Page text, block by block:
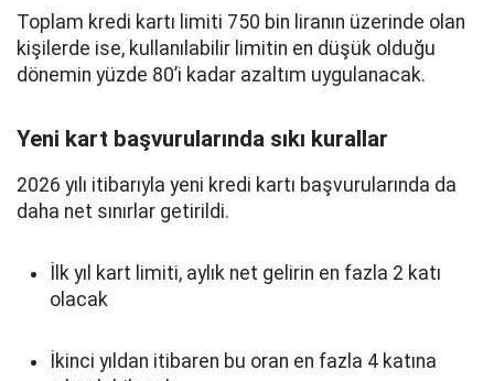
Toplam kredi kartı limiti 750 bin liranın üzerinde olan
kişilerde ise, kullanılabilir limitin en düşük olduğu
dönemin yüzde 80’i kadar azaltım uygulanacak.
Yeni kart başvurularında sıkı kurallar
2026 yılı itibarıyla yeni kredi kartı başvurularında da
daha net sınırlar getirildi.
İlk yıl kart limiti, aylık net gelirin en fazla 2 katı
olacak
İkinci yıldan itibaren bu oran en fazla 4 katına